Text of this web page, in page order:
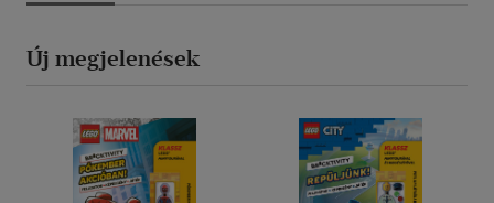
Új megjelenések